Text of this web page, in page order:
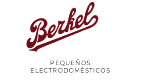
PEQUEÑOS
ELECTRODOMÉSTICOS